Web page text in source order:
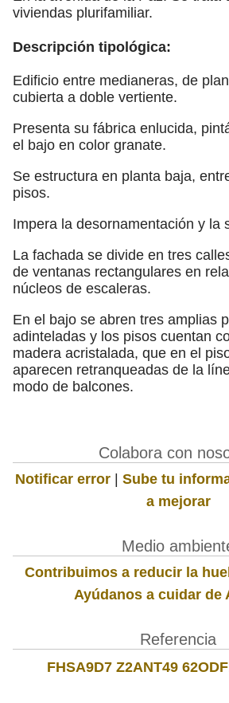
viviendas plurifamiliar.
Descripción tipológica:
Edificio entre medianeras, de
cubierta a doble vertiente.
Presenta su fábrica enlucida,
el bajo en color granate.
Se estructura en planta baja,
pisos.
Impera la desornamentación y la
La fachada se divide en tres
de ventanas rectangulares en
núcleos de escaleras.
En el bajo se abren tres amplias
adinteladas y los pisos cuentan
madera acristalada, que en el
aparecen retranqueadas de la
modo de balcones.
Colabora con
Notificar error | Sube tu
a mejorar
Medio
Contribuimos a reducir la
Ayúdanos a cuidar de
Referencia
FHSA9D7 Z2ANT49